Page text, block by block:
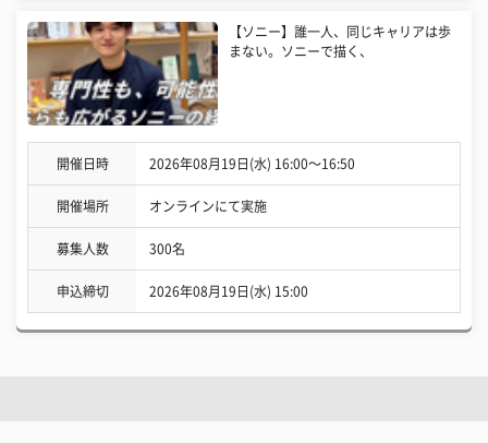
【ソニー】誰一人、同じキャリアは歩
まない。ソニーで描く、
開催日時 2026年08月19日(水) 16:00〜16:50
開催場所 オンラインにて実施
募集人数 300名
申込締切 2026年08月19日(水) 15:00